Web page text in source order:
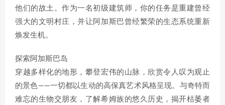
他们的故土。作为一名初级建筑师，你的任务是重建曾经
强大的文明村庄，并让阿加斯巴曾经繁荣的生态系统重新
焕发生机。
探索阿加斯巴岛
穿越多样化的地形，攀登宏伟的山脉，欣赏令人叹为观止
的景色——一切都以生动的高保真艺术风格呈现。与奇特而
难忘的生物交朋友，了解希姆族的悠久历史，揭开枯萎者